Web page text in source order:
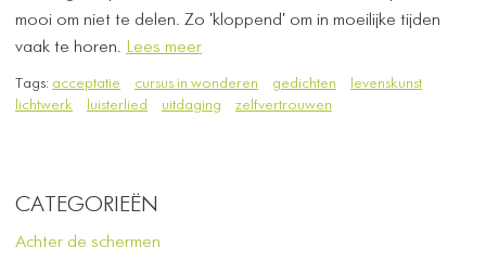
mooi om niet te delen. Zo 'kloppend' om in moeilijke tijden
vaak te horen. Lees meer
Tags: acceptatie cursus in wonderen gedichten
levenskunst
lichtwerk
luisterlied uitdaging zelfvertrouwen
CATEGORIEËN
Achter de schermen